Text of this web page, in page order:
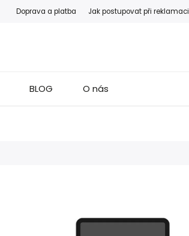
Doprava a platba Jak postupovat při reklamaci
BLOG O nás